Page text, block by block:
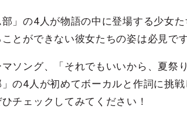
」の4人が物語の中に登場する少女
とができない彼女たちの姿は必見です
ソング、「それでもいいから、夏祭
の4人が初めてボーカルと作詞に挑
チェックしてみてください！